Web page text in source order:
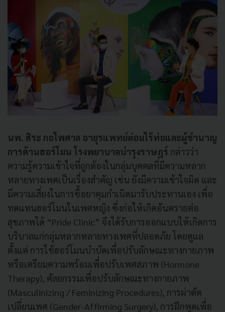
นพ. สิระ กอไพศาล อายุรแพทย์ต่อมไร้ท่อและผู้ชำนาญ
การด้านฮอร์โมน โรงพยาบาลบำรุงราษฎร์ กล่าวว่า
ความรู้ความเข้าใจที่ถูกต้องในกลุ่มบุคคลที่มีความหลาก
หลายทางเพศเป็นเรื่องสำคัญ เช่น ยังมีความเข้าใจผิด และ
มีความเสี่ยงในการซื้อยาคุมกำเนิดมารับประทานเอง เพื่อ
ทดแทนฮอร์โมนในเพศหญิง ซึ่งก่อให้เกิดอันตรายต่อ
สุขภาพได้ “Pride Clinic” จึงได้รับการออกแบบให้เกิดการ
บริบาลแก่กลุ่มหลากหลายทางเพศที่ปลอดภัย โดยดูแล
ตั้งแต่ การใช้ฮอร์โมนบำบัดเพื่อปรับลักษณะทางกายภาพ
หรือเตรียมความพร้อมเพื่อปรับเพศสภาพ (Hormone
Therapy), ศัลยกรรมเพื่อปรับลักษณะทางกายภาพ
(Masculinizing / Feminizing Procedures), การผ่าตัด
เปลี่ยนเพศ (Gender-Affirming Surgery), การฝึกพูดเพื่อ